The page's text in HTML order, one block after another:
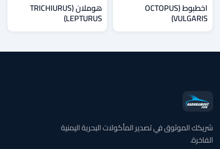
اخطبوط (OCTOPUS
VULGARIS)
هوملان (TRICHIURUS
LEPTURUS)
شريكك الموثوق في تصدير المأكولات البحرية اليمنية
الفاخرة.